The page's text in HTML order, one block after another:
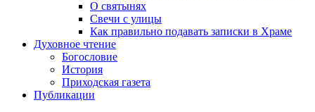
О святынях
Свечи с улицы
Как правильно подавать записки в Храме
Духовное чтение
Богословие
История
Приходская газета
Публикации